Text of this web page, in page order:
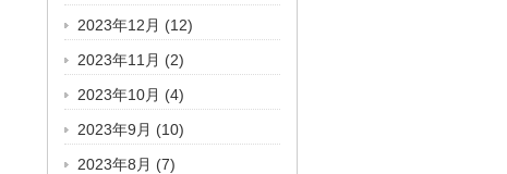
2023年12月 (12)
2023年11月 (2)
2023年10月 (4)
2023年9月 (10)
2023年8月 (7)